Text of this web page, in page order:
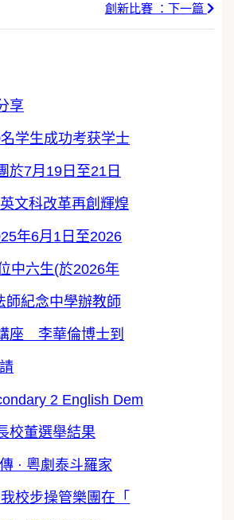
創新比賽 ：下一篇
享
学生成功考获学士
於7月19日至21日
文科改革再創輝煌
年6月1日至2026
中六生(於2026年
師紀念中學辦教師
座 李華倫博士到
2 English Dem
校董選舉結果
· 粵劇泰斗羅家
校步操管樂團在「